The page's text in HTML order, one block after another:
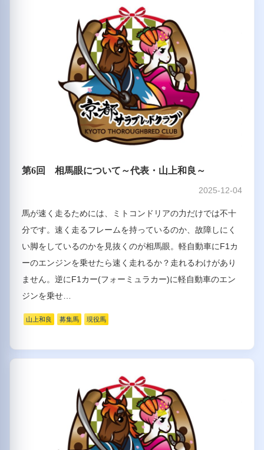
第6回 相馬眼について～代表・山上和良～
2025-12-04
馬が速く走るためには、ミトコンドリアの力だけでは不十
分です。速く走るフレームを持っているのか、故障しにく
い脚をしているのかを見抜くのが相馬眼。軽自動車にF1カ
ーのエンジンを乗せたら速く走れるか？走れるわけがあり
ません。逆にF1カー(フォーミュラカー)に軽自動車のエン
ジンを乗せ…
山上和良 募集馬 現役馬